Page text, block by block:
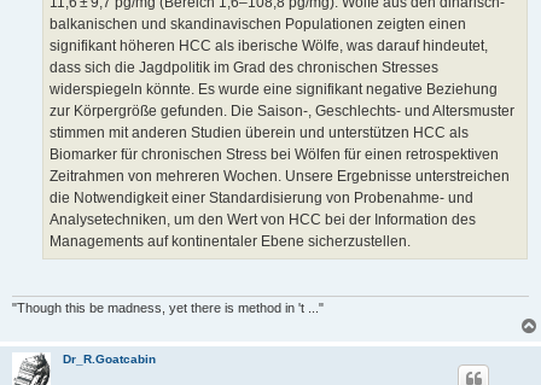
balkanischen und skandinavischen Populationen zeigten einen
signifikant höheren HCC als iberische Wölfe, was darauf hindeutet,
dass sich die Jagdpolitik im Grad des chronischen Stresses
widerspiegeln könnte. Es wurde eine signifikant negative Beziehung
zur Körpergröße gefunden. Die Saison-, Geschlechts- und Altersmuster
stimmen mit anderen Studien überein und unterstützen HCC als
Biomarker für chronischen Stress bei Wölfen für einen retrospektiven
Zeitrahmen von mehreren Wochen. Unsere Ergebnisse unterstreichen
die Notwendigkeit einer Standardisierung von Probenahme- und
Analysetechniken, um den Wert von HCC bei der Information des
Managements auf kontinentaler Ebene sicherzustellen.
"Though this be madness, yet there is method in 't ..."
Dr_R.Goatcabin